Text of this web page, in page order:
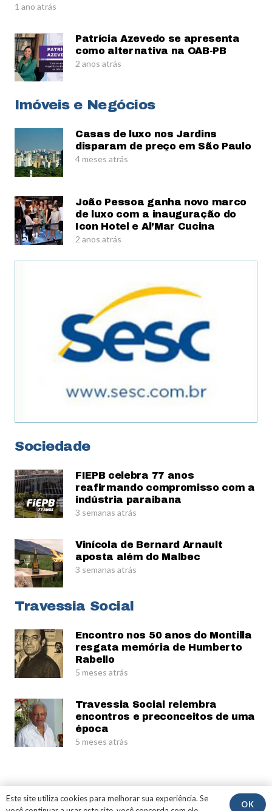
1 ano atrás
Patrícia Azevedo se apresenta
como alternativa na OAB-PB
2 anos atrás
Imóveis e Negócios
Casas de luxo nos Jardins
disparam de preço em São Paulo
4 meses atrás
João Pessoa ganha novo marco
de luxo com a inauguração do
Icon Hotel e Al’Mar Cucina
2 anos atrás
Sociedade
FIEPB celebra 77 anos
reafirmando compromisso com a
indústria paraibana
3 semanas atrás
Vinícola de Bernard Arnault
aposta além do Malbec
3 semanas atrás
Travessia Social
Encontro nos 50 anos do Montilla
resgata memória de Humberto
Rabello
5 meses atrás
Travessia Social relembra
encontros e preconceitos de uma
época
5 meses atrás
© Gerardo Rabello
Este site utiliza cookies para melhorar sua experiência. Se
OK